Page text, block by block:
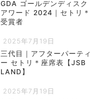
GDA ゴールデンディスク
アワード 2024｜セトリ＊
受賞者
2025年7月19日
三代目｜アフターパーティ
ー セトリ＊座席表【JSB
LAND】
2025年7月19日